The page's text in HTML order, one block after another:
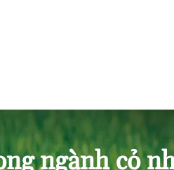
ngành cỏ